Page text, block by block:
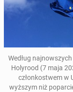
Według
Holy­rood (7 maja
członkost­wem w
wyższym niż